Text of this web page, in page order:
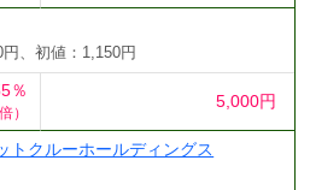
、初値：1,150円
％
）
5,000円
トクルーホールディングス